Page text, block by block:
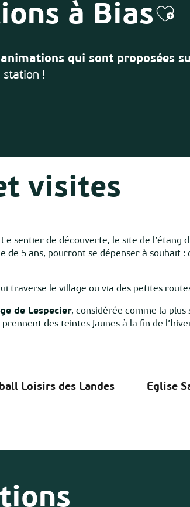
à Bias
qui sont proposées
station !
visites
sentier de découverte, le site de l’étang
de 5 ans, pourront se dépenser à souhait
traverse le village ou via des petites
de Lespecier, considérée comme la plus
des teintes jaunes à la fin de
Loisirs des Landes Eglise